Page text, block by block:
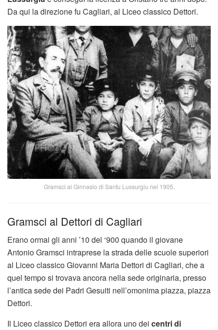
Da qui la direzione fu Cagliari, al Liceo classico Dettori.
Gramsci al Ginnasio di Santu Lussurgiu nel 1905.
Gramsci al Dettori di Cagliari
Erano ormai gli anni ’10 del ‘900 quando il giovane
Antonio Gramsci intraprese la strada delle scuole superiori
al Liceo classico Giovanni Maria Dettori di Cagliari, che a
quel tempo si trovava ancora nella sede originaria, presso
l’antica sede dei Padri Gesuiti nell’omonima piazza, piazza
Dettori.
Il Liceo classico Dettori era allora uno dei centri di